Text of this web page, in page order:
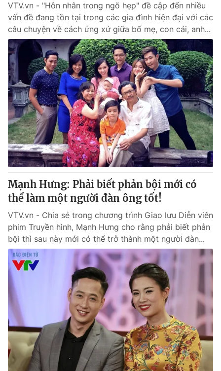
VTV.vn - "Hôn nhân trong ngõ hẹp" đề cập đến nhiều
vấn đề đang tồn tại trong các gia đình hiện đại với các
câu chuyện về cách ứng xử giữa bố mẹ, con cái, anh...
Mạnh Hưng: Phải biết phản bội mới có
thể làm một người đàn ông tốt!
VTV.vn - Chia sẻ trong chương trình Giao lưu Diễn viên
phim Truyền hình, Mạnh Hưng cho rằng phải biết phản
bội thì sau này mới có thể trở thành một người đàn...